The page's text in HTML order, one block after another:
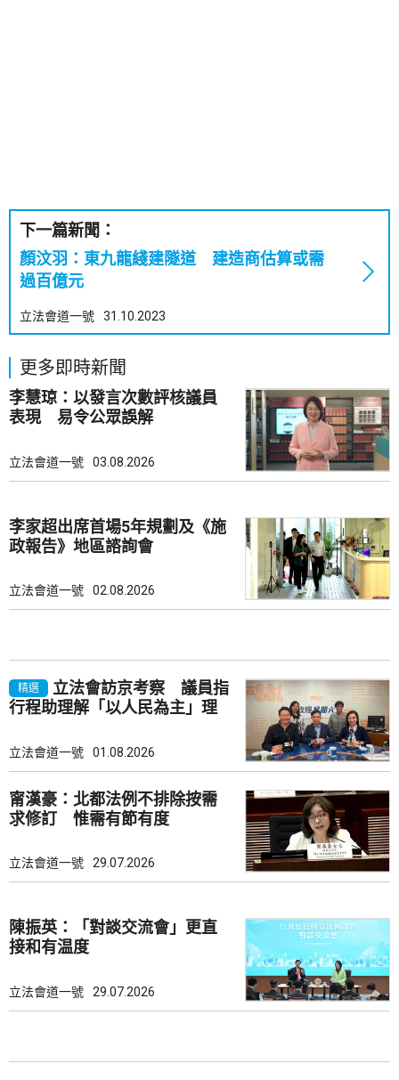
下一篇新聞：
顏汶羽：東九龍綫建隧道 建造商估算或需
過百億元
立法會道一號 31.10.2023
更多即時新聞
李慧琼：以發言次數評核議員
表現 易令公眾誤解
立法會道一號 03.08.2026
李家超出席首場5年規劃及《施
政報告》地區諮詢會
立法會道一號 02.08.2026
精選
立法會訪京考察 議員指
行程助理解「以人民為主」理
立法會道一號 01.08.2026
甯漢豪：北都法例不排除按需
求修訂 惟需有節有度
立法會道一號 29.07.2026
陳振英：「對談交流會」更直
接和有温度
立法會道一號 29.07.2026